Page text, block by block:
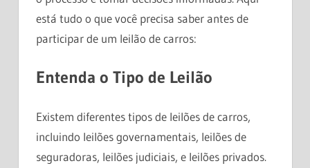
está tudo o que você precisa saber antes de
participar de um leilão de carros:
Entenda o Tipo de Leilão
Existem diferentes tipos de leilões de carros,
incluindo leilões governamentais, leilões de
seguradoras, leilões judiciais, e leilões privados.